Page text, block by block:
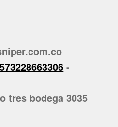
-
tres bodega 3035